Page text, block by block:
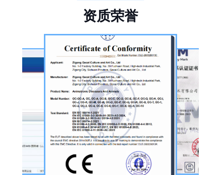
品的恐龙制作公司。公司采用按需定制模式，
从前期方案设计、场景规划，到中期原料选
择、工序制作，再到后期运输配送、上门安装
调试，形成全流程服务，可用于主题乐园、文
旅景区、科普展馆、商业广场、大型展会、节
庆活动等场景。
公司核心业务为仿真恐龙制作，产品线涵盖静
态展示、动态互动、游乐体验三类。其中，机
器恐龙结合机械传动、智能控制技术，可实现
眨眼、张嘴吼叫、摆尾、行走、呼吸起伏等动
资质荣誉